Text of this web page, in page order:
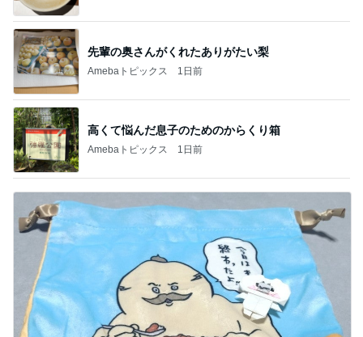
先輩の奥さんがくれたありがたい梨
Amebaトピックス 1日前
高くて悩んだ息子のためのからくり箱
Amebaトピックス 1日前